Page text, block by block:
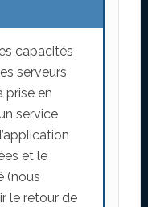
capacités
serveurs
prise en
service
et le
(nous
le retour de